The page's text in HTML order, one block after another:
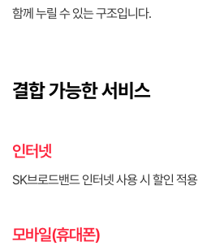
함께 누릴 수 있는 구조입니다.
결합 가능한 서비스
인터넷
SK브로드밴드 인터넷 사용 시 할인 적용
모바일(휴대폰)